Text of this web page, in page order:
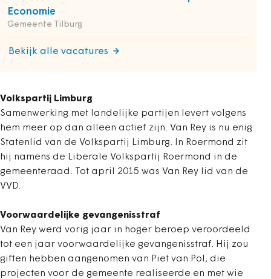
Economie
Gemeente Tilburg
Bekijk alle vacatures
Volkspartij Limburg
Samenwerking met landelijke partijen levert volgens
hem meer op dan alleen actief zijn. Van Rey is nu enig
Statenlid van de Volkspartij Limburg. In Roermond zit
hij namens de Liberale Volkspartij Roermond in de
gemeenteraad. Tot april 2015 was Van Rey lid van de
VVD.
Voorwaardelijke gevangenisstraf
Van Rey werd vorig jaar in hoger beroep veroordeeld
tot een jaar voorwaardelijke gevangenisstraf. Hij zou
giften hebben aangenomen van Piet van Pol, die
projecten voor de gemeente realiseerde en met wie